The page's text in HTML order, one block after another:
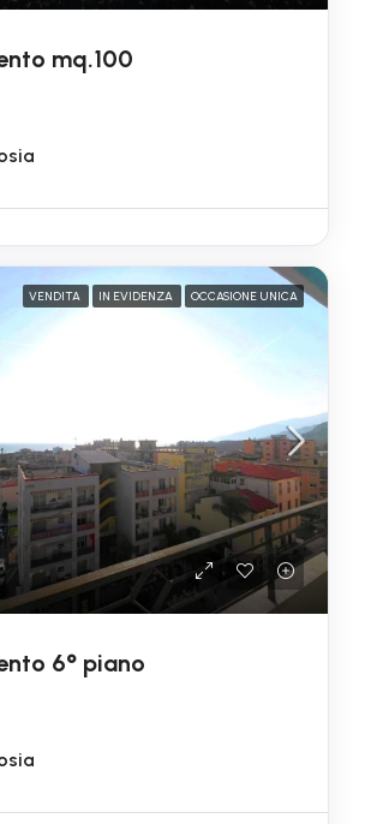
mq.100
VENDITA IN EVIDENZA OCCASIONE UNICA
6° piano